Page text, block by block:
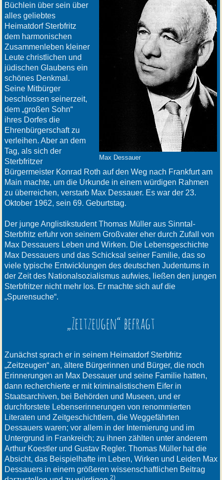
Max Dessauer
Büchlein über sein über
alles geliebtes
Heimatdorf Sterbfritz
dem harmonischen
Zusammenleben kleiner
Leute christlichen und
jüdischen Glaubens ein
schönes Denkmal.
Seine Mitbürger
beschlossen seinerzeit,
dem „großen Sohn“
ihres Dorfes die
Ehrenbürgerschaft zu
verleihen. Aber an dem
Tag, als sich der
Sterbfritzer
Bürgermeister Konrad Roth auf den Weg nach Frankfurt am
Main machte, um die Urkunde in einem würdigen Rahmen
zu überreichen, verstarb Max Dessauer. Es war der 23.
Oktober 1962, sein 69. Geburtstag.
Der junge Anglistikstudent Thomas Müller aus Sinntal-
Sterbfritz erfuhr von seinem Großvater eher durch Zufall von
Max Dessauers Leben und Wirken. Die Lebensgeschichte
Max Dessauers und das Schicksal seiner Familie, das so
viele typische Entwicklungen des deutschen Judentums in
der Zeit des Nationalsozialismus aufwies, ließen den jungen
Sterbfritzer nicht mehr los. Er machte sich auf die
„Spurensuche“.
„Zeitzeugen“ befragt
Zunächst sprach er in seinem Heimatdorf Sterbfritz
„Zeitzeugen“ an, ältere Bürgerinnen und Bürger, die noch
Erinnerungen an Max Dessauer und seine Familie hatten,
dann recherchierte er mit kriminalistischem Eifer in
Staatsarchiven, bei Behörden und Museen, und er
durchforstete Lebenserinnerungen von renommierten
Literaten und Zeitgeschichtlern, die Weggefährten
Dessauers waren; vor allem in der Internierung und im
Untergrund in Frankreich; zu ihnen zählten unter anderem
Arthur Koestler und Gustav Regler. Thomas Müller hat die
Absicht, das Beispielhafte im Leben, Wirken und Leiden Max
Dessauers in einem größeren wissenschaftlichen Beitrag
2)